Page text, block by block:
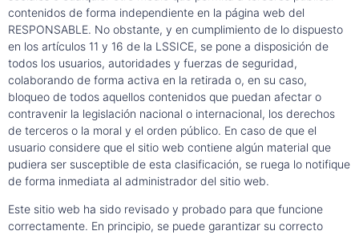
contenidos de forma independiente en la página web del
RESPONSABLE. No obstante, y en cumplimiento de lo dispuesto
en los artículos 11 y 16 de la LSSICE, se pone a disposición de
todos los usuarios, autoridades y fuerzas de seguridad,
colaborando de forma activa en la retirada o, en su caso,
bloqueo de todos aquellos contenidos que puedan afectar o
contravenir la legislación nacional o internacional, los derechos
de terceros o la moral y el orden público. En caso de que el
usuario considere que el sitio web contiene algún material que
pudiera ser susceptible de esta clasificación, se ruega lo notifique
de forma inmediata al administrador del sitio web.
Este sitio web ha sido revisado y probado para que funcione
correctamente. En principio, se puede garantizar su correcto